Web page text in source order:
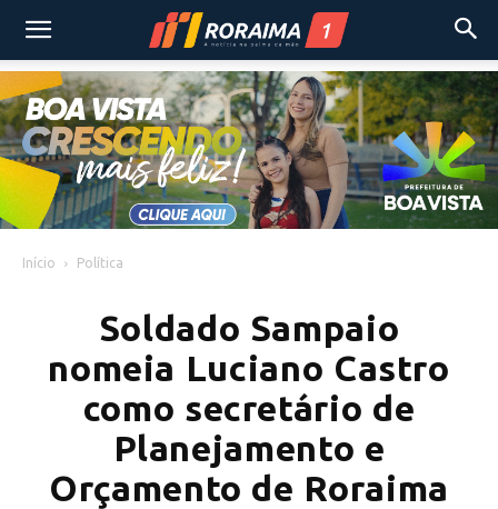
Início Política
Soldado Sampaio
nomeia Luciano Castro
como secretário de
Planejamento e
Orçamento de Roraima